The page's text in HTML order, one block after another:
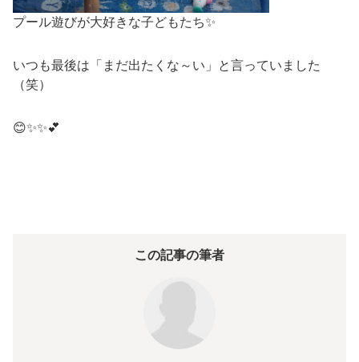
プール遊びが大好きな子どもたち✨
いつも最後は「まだ出たくな～い」と言っていました
（笑）
😊✨✨💕
この記事の筆者